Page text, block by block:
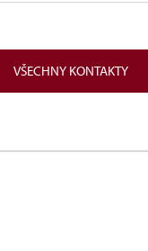
51/, Benešov nad
VŠECHNY KONTAKTY